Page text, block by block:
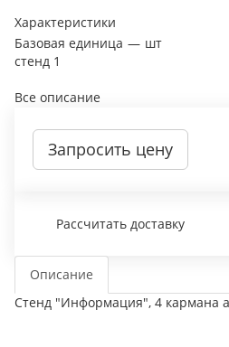
Характеристики
Базовая единица — шт
стенд 1
Все описание
Запросить цену
Рассчитать доставку
Описание
Стенд "Информация", 4 кармана